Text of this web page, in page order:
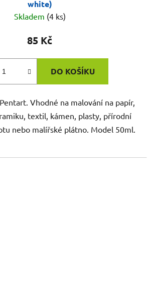
white)
Skladem (4 ks)
85 Kč
DO KOŠÍKU
Vhodné na malování na papír,
textil, kámen, plasty, přírodní
nebo malířské plátno. Model 50ml.